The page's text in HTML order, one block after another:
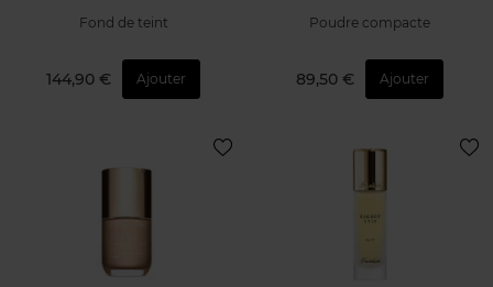
Fond de teint
144,90 € Ajouter
Poudre compacte
89,50 € Ajouter